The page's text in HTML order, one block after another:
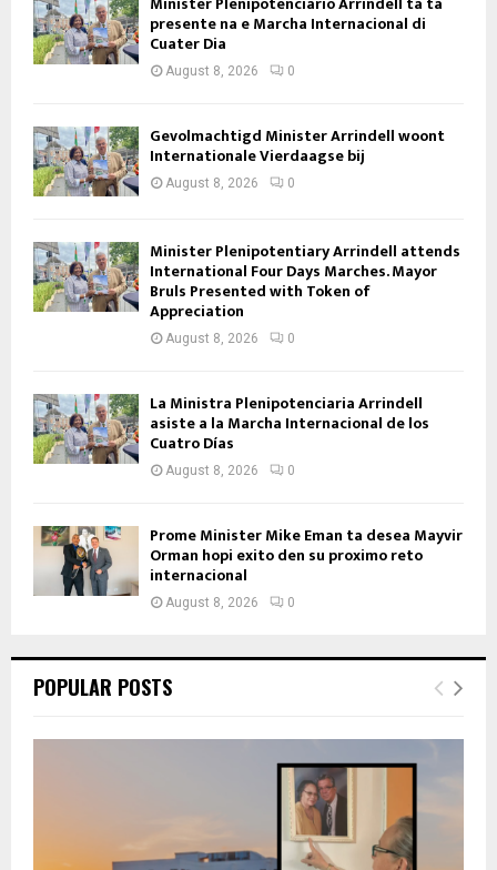
presente na e Marcha Internacional di
Cuater Dia
August 8, 2026 0
Gevolmachtigd Minister Arrindell woont
Internationale Vierdaagse bij
August 8, 2026 0
Minister Plenipotentiary Arrindell attends
International Four Days Marches. Mayor
Bruls Presented with Token of
Appreciation
August 8, 2026 0
La Ministra Plenipotenciaria Arrindell
asiste a la Marcha Internacional de los
Cuatro Días
August 8, 2026 0
Prome Minister Mike Eman ta desea Mayvir
Orman hopi exito den su proximo reto
internacional
August 8, 2026 0
POPULAR POSTS